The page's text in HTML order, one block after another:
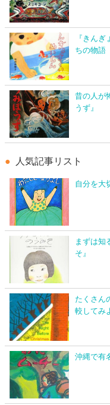
『きん
ちの物語
昔の人が
うず』
人気記事リスト
自分を大
まずは知
そ』
たくさん
較してみ
沖縄で有